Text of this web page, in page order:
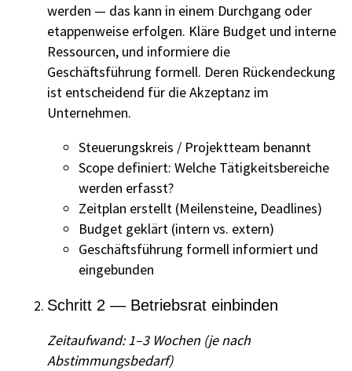
werden — das kann in einem Durchgang oder
etappenweise erfolgen. Kläre Budget und interne
Ressourcen, und informiere die
Geschäftsführung formell. Deren Rückendeckung
ist entscheidend für die Akzeptanz im
Unternehmen.
Steuerungskreis / Projektteam benannt
Scope definiert: Welche Tätigkeitsbereiche
werden erfasst?
Zeitplan erstellt (Meilensteine, Deadlines)
Budget geklärt (intern vs. extern)
Geschäftsführung formell informiert und
eingebunden
Schritt 2 — Betriebsrat einbinden
Zeitaufwand: 1–3 Wochen (je nach
Abstimmungsbedarf)